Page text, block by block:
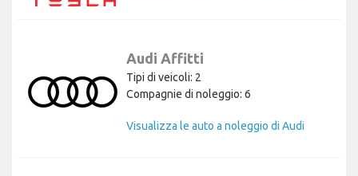
Audi Affitti
Tipi di veicoli: 2
Compagnie di noleggio: 6
Visualizza le auto a noleggio di Audi